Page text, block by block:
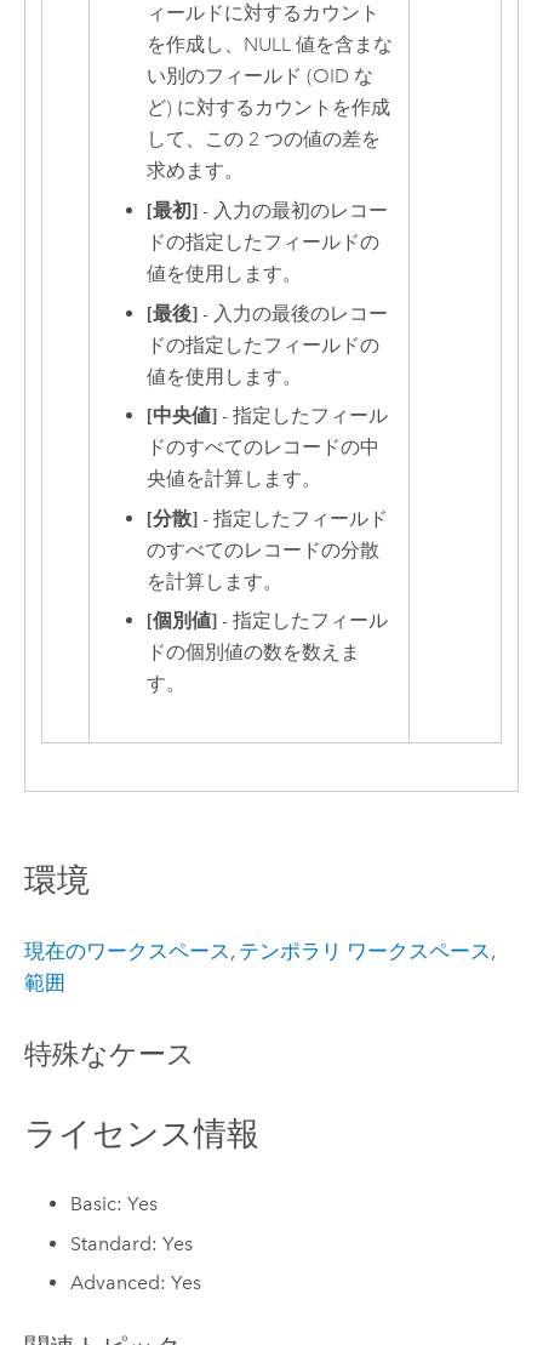
ィールドに対するカウント
を作成し、NULL 値を含まな
い別のフィールド (OID な
ど) に対するカウントを作成
して、この 2 つの値の差を
求めます。
[最初] - 入力の最初のレコー
ドの指定したフィールドの
値を使用します。
[最後] - 入力の最後のレコー
ドの指定したフィールドの
値を使用します。
[中央値] - 指定したフィール
ドのすべてのレコードの中
央値を計算します。
[分散] - 指定したフィールド
のすべてのレコードの分散
を計算します。
[個別値] - 指定したフィール
ドの個別値の数を数えま
す。
環境
現在のワークスペース, テンポラリ ワークスペース,
範囲
特殊なケース
ライセンス情報
Basic: Yes
Standard: Yes
Advanced: Yes